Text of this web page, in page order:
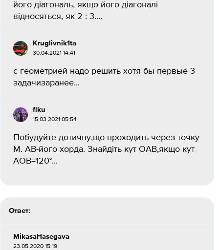
його діагональ, якщо його діагоналі
відносяться, як 2 : 3....
Kruglivnik1ta
30.04.2021 14:41
с геометрией надо решить хотя бы первые 3
задачизаранее...
flku
15.03.2021 05:54
Побудуйте дотичну,що проходить через точку
M. AB-його хорда. Знайдіть кут OAB,якщо кут
AOB=120°...
Ответ:
MikasaHasegava
23.05.2020 15:19